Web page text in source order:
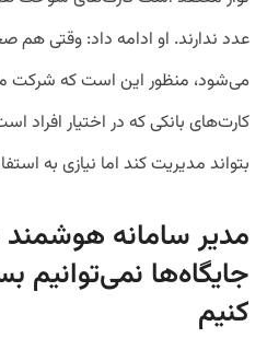
عدد ندارند. او ادامه داد: وقتی
می‌شود، منظور این است که شرکت
کارت‌های بانکی که در اختیار افراد
بتواند مدیریت کند اما نیازی به
مدیر سامانه
جایگاه‌ها نمی‌توانیم
کنیم